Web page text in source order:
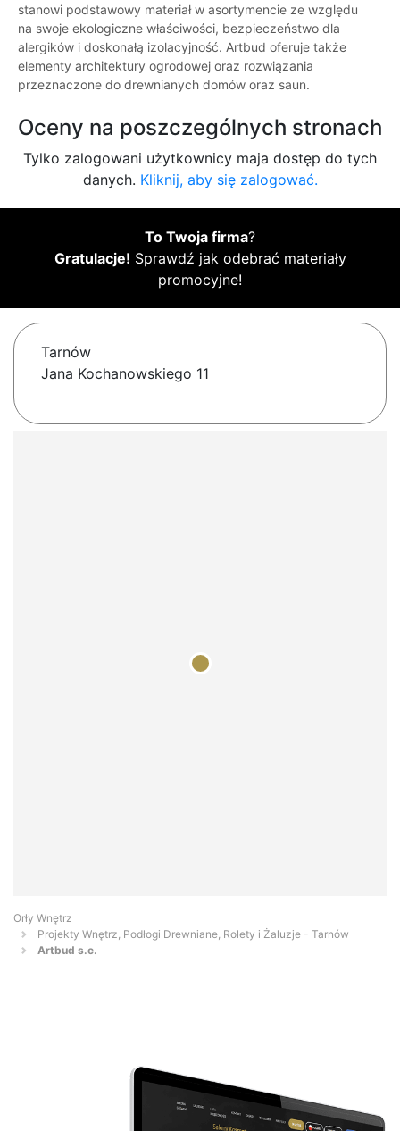
stanowi podstawowy materiał w asortymencie ze względu
na swoje ekologiczne właściwości, bezpieczeństwo dla
alergików i doskonałą izolacyjność. Artbud oferuje także
elementy architektury ogrodowej oraz rozwiązania
przeznaczone do drewnianych domów oraz saun.
Oceny na poszczególnych stronach
Tylko zalogowani użytkownicy maja dostęp do tych
danych. Kliknij, aby się zalogować.
To Twoja firma?
Gratulacje! Sprawdź jak odebrać materiały
promocyjne!
Tarnów
Jana Kochanowskiego 11
Orły Wnętrz
Projekty Wnętrz, Podłogi Drewniane, Rolety i Żaluzje - Tarnów
Artbud s.c.